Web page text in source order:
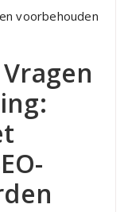
voorbehouden